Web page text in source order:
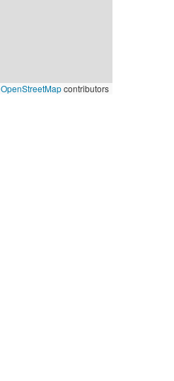
OpenStreetMapcontributors